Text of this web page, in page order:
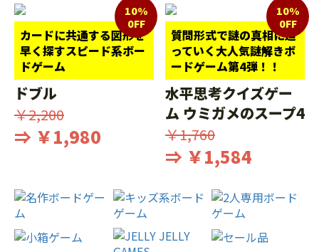
カードに共通する図形を
早く探すスピード系ボー
ドゲーム
10%
0FF
ドブル
￥2,200
⇒ ￥1,980
質問形式で謎の真相に迫
っていく大人気謎解きボ
ードゲーム第4弾！！
10%
0FF
水平思考クイズゲー
ム ウミガメのスープ4
￥1,760
⇒ ￥1,584